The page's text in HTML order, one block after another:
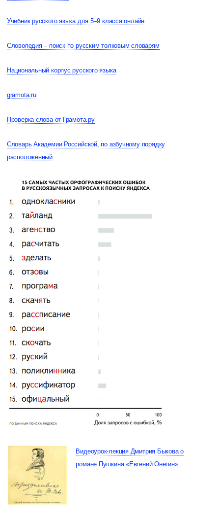
Учебник русского языка для 5–9 класса онлайн
Словопедия – поиск по русским толковым словарям
Национальный корпус русского языка
gramota.ru
Проверка слова от Грамота.ру
Словарь Академии Российской, по азбучному порядку
расположенный
Видеоурок-лекция Дмитрия Быкова о
романе Пушкина «Евгений Онегин».